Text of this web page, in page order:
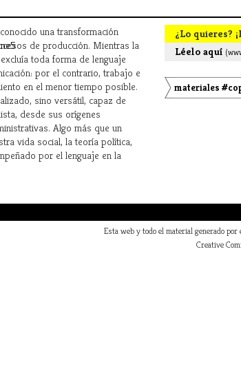
una transformación
de producción. Mientras la
toda forma de lenguaje
por el contrario, trabajo e
en el menor tiempo posible.
sino versátil, capaz de
desde sus orígenes
Algo más que un
vida social, la teoría política,
por el lenguaje en la
¿Lo quieres?
Léelo aquí
materiales
Esta web y todo el material generado
Creative